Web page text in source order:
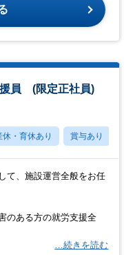
員 (限定正社員)
休・育休あり 賞与あり
て、施設運営全般をお任
のある方の就労支援全
…続きを読む